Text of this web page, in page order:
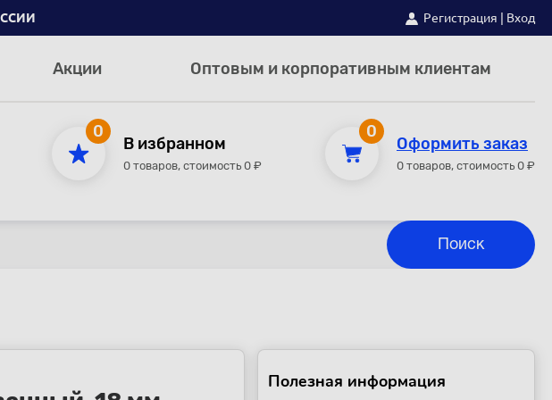
Регистрация Вход
Акции Оптовым и корпоративным клиентам
0
В избранном
0 товаров, стоимость 0 ₽
0
Оформить заказ
0 товаров, стоимость 0 ₽
Полезная информация